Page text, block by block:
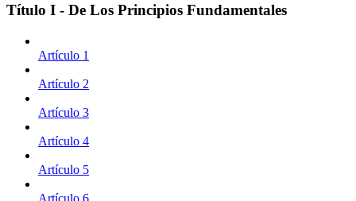
Título I - De Los Principios Fundamentales
Artículo 1
Artículo 2
Artículo 3
Artículo 4
Artículo 5
Artículo 6